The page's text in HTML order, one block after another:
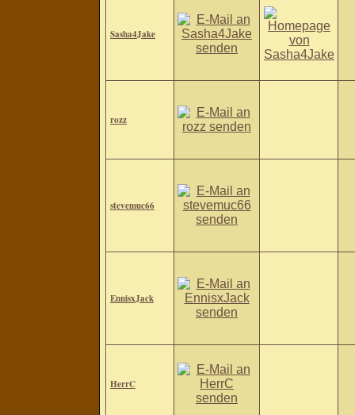
Sasha4Jake
rozz
stevemuc66
EnnisxJack
HerrC